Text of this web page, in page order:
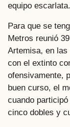
equipo escarlata.
Para que se
Metros reunió
Artemisa, en
con el extinto
ofensivamente,
buen curso, el
cuando
cinco dobles y